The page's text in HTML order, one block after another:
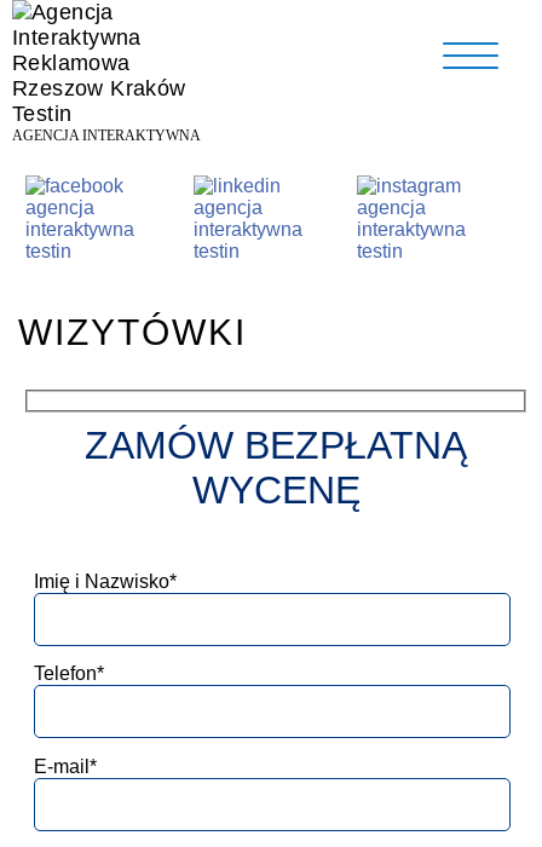
AGENCJA INTERAKTYWNA
WIZYTÓWKI
ZAMÓW BEZPŁATNĄ
WYCENĘ
Imię i Nazwisko*
Telefon*
E-mail*